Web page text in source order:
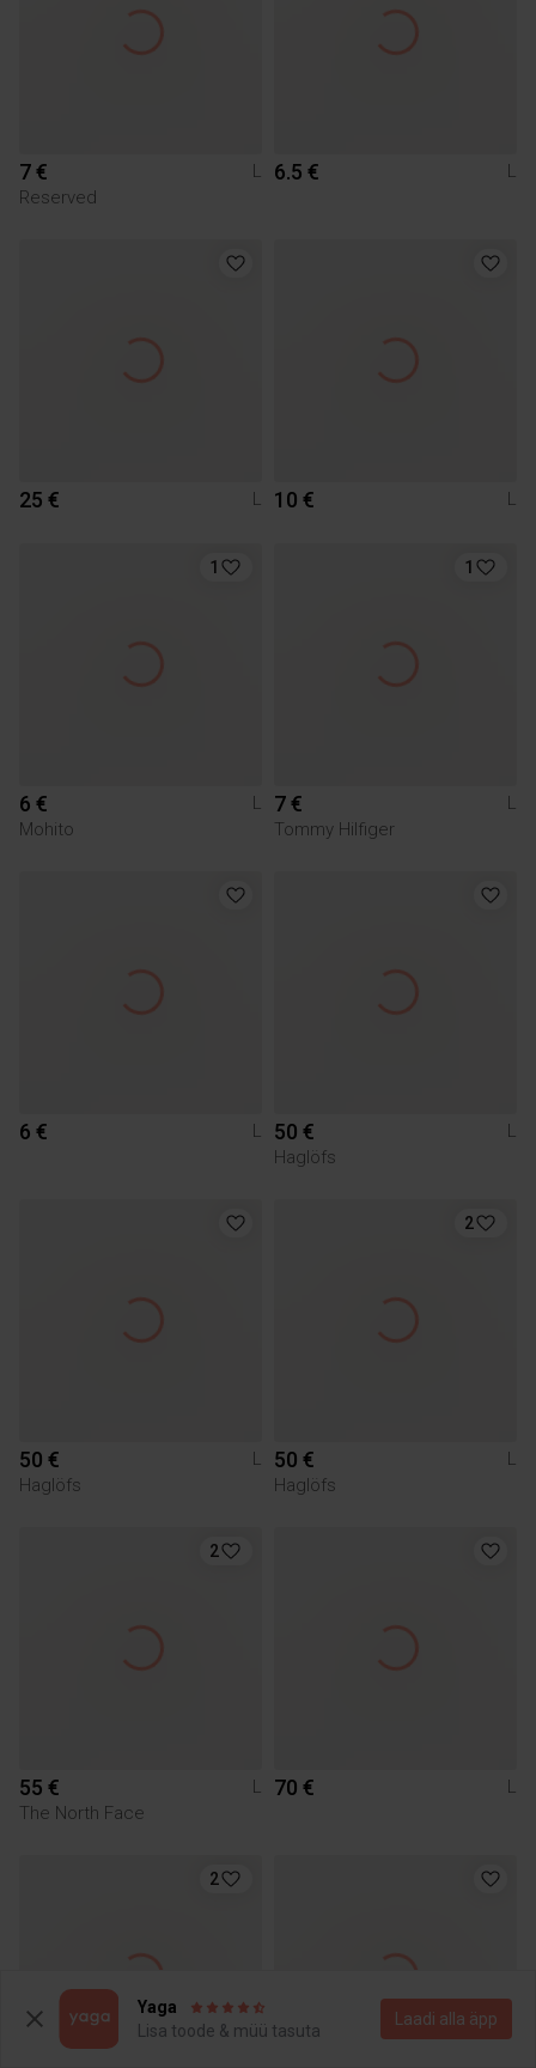
7 €
L
Reserved
6.5 € L
25 € L 10 € L
1
6 €
L
Mohito
1
7 €
L
Tommy Hilfiger
6 € L 50 €
L
Haglöfs
50 €
L
Haglöfs
2
50 €
L
Haglöfs
2
55 €
L
The North Face
70 € L
2
Yaga
Lisa toode & müü tasuta
Laadi alla äpp